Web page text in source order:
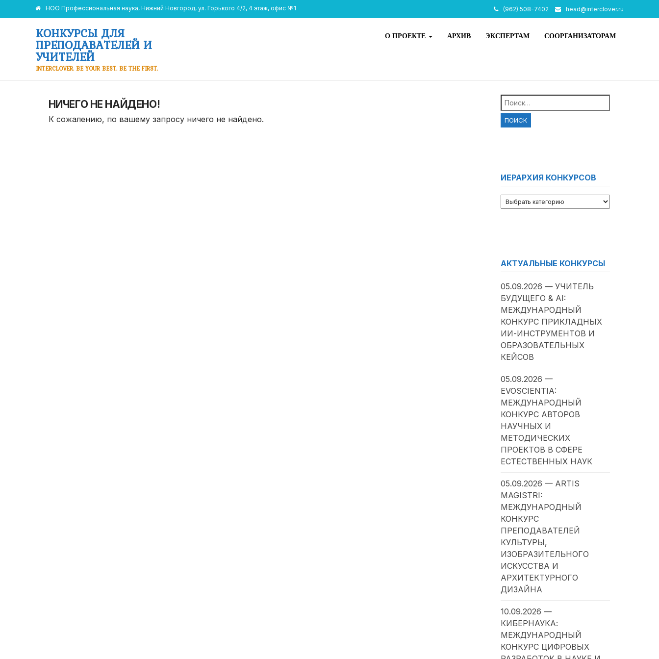
НОО Профессиональная наука, Нижний Новгород, ул. Горького 4/2, 4 этаж, офис №1 (962) 508-7402 head@interclover.ru
КОНКУРСЫ ДЛЯ
ПРЕПОДАВАТЕЛЕЙ И
УЧИТЕЛЕЙ
INTERCLOVER. BE YOUR BEST. BE THE FIRST.
О ПРОЕКТЕ АРХИВ ЭКСПЕРТАМ СООРГАНИЗАТОРАМ
НИЧЕГО НЕ НАЙДЕНО!
К сожалению, по вашему запросу ничего не найдено.
Найти:
ИЕРАРХИЯ КОНКУРСОВ
АКТУАЛЬНЫЕ КОНКУРСЫ
05.09.2026 — УЧИТЕЛЬ
БУДУЩЕГО & AI:
МЕЖДУНАРОДНЫЙ
КОНКУРС ПРИКЛАДНЫХ
ИИ-ИНСТРУМЕНТОВ И
ОБРАЗОВАТЕЛЬНЫХ
КЕЙСОВ
05.09.2026 —
EVOSCIENTIA:
МЕЖДУНАРОДНЫЙ
КОНКУРС АВТОРОВ
НАУЧНЫХ И
МЕТОДИЧЕСКИХ
ПРОЕКТОВ В СФЕРЕ
ЕСТЕСТВЕННЫХ НАУК
05.09.2026 — ARTIS
MAGISTRI:
МЕЖДУНАРОДНЫЙ
КОНКУРС
ПРЕПОДАВАТЕЛЕЙ
КУЛЬТУРЫ,
ИЗОБРАЗИТЕЛЬНОГО
ИСКУССТВА И
АРХИТЕКТУРНОГО
ДИЗАЙНА
10.09.2026 —
КИБЕРНАУКА:
МЕЖДУНАРОДНЫЙ
КОНКУРС ЦИФРОВЫХ